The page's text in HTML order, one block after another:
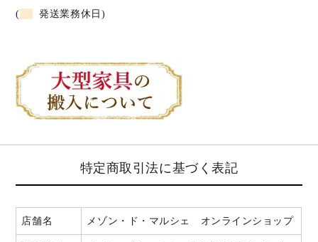
( 発送業務休日)
特定商取引法に基づく表記
店舗名 メゾン・ド・マルシェ オンラインショップ